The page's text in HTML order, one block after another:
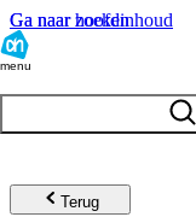
Ga naar hoofdinhoud
Ga naar zoeken
menu
Terug